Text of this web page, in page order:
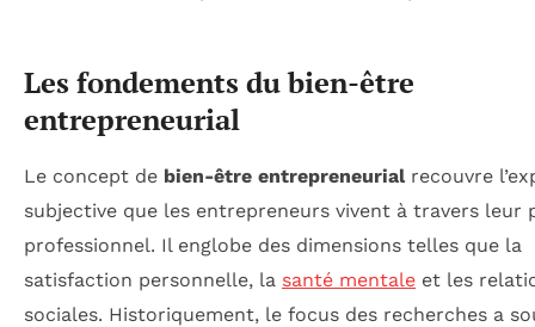
Les fondements du bien-être
entrepreneurial
Le concept de bien-être entrepreneurialrecouvre
subjective que les entrepreneurs vivent à travers leur
professionnel. Il englobe des dimensions telles que la
satisfaction personnelle, la santé mentale et les
sociales. Historiquement, le focus des recherches a